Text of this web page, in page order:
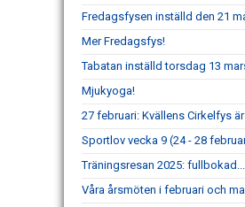
Fredagsfysen inställd den 21
Mer Fredagsfys!
Tabatan inställd torsdag 13
Mjukyoga!
27 februari: Kvällens Cirkelfys
Sportlov vecka 9 (24 - 28
Träningsresan 2025:
Våra årsmöten i februari och